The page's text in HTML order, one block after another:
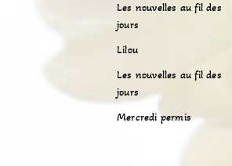
Les nouvelles au fil des
jours
Lilou
Les nouvelles au fil des
jours
Mercredi permis